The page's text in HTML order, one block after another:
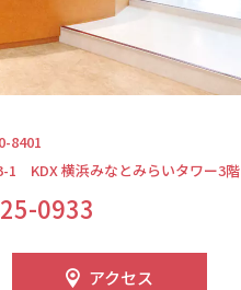
8401
1 KDX 横浜みなとみらいタワー3階
0933
アクセス